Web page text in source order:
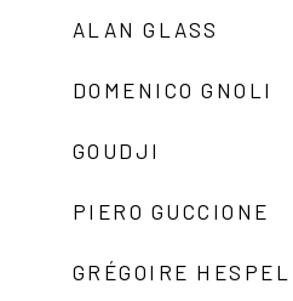
ALAN GLASS
DOMENICO GNOLI
GOUDJI
PIERO GUCCIONE
GRÉGOIRE HESPEL